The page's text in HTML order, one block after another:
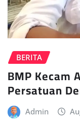
BERITA
BMP Kecam
Persatuan
Admin